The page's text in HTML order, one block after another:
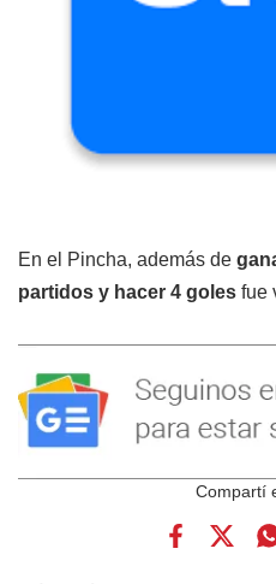
En el Pincha, además de
partidos y hacer 4 goles fue